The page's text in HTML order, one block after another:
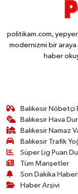
politikam.com,
modernizmi bir
haber
Balıkesir Nöbetçi
Balıkesir Hava
Balıkesir Namaz
Balıkesir Trafik
Süper Lig Puan
Tüm Manşetler
Son Dakika
Haber Arşivi